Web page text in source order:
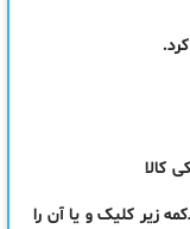
کالا
زیر کلیک و یا آن را